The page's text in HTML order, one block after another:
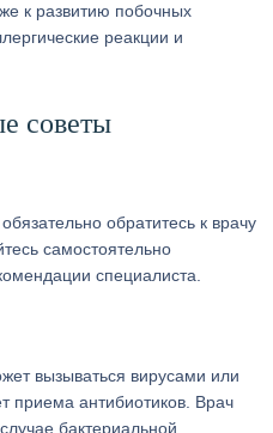
к развитию побочных
реакции и
советы
обратитесь к врачу
самостоятельно
специалиста.
вызываться вирусами или
приема антибиотиков. Врач
бактериальной